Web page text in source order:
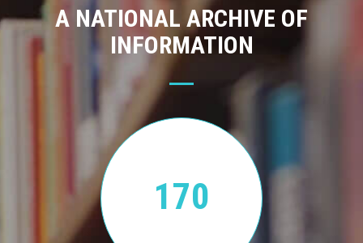
A NATIONAL ARCHIVE OF
INFORMATION
170